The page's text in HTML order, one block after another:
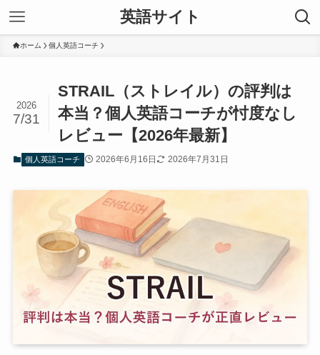
英語サイト
ホーム 個人英語コーチ
STRAIL（ストレイル）の評判は
本当？個人英語コーチが忖度なし
レビュー【2026年最新】
2026
7/31
個人英語コーチ 2026年6月16日 2026年7月31日